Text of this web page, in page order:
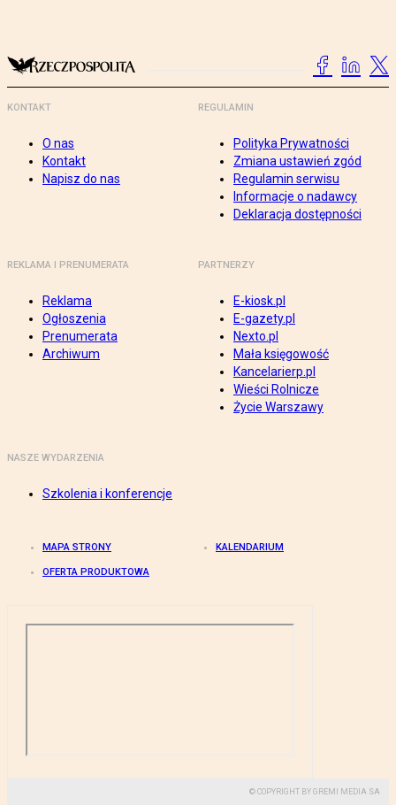
KONTAKT
O nas
Kontakt
Napisz do nas
REGULAMIN
Polityka Prywatności
Zmiana ustawień zgód
Regulamin serwisu
Informacje o nadawcy
Deklaracja dostępności
REKLAMA I PRENUMERATA
Reklama
Ogłoszenia
Prenumerata
Archiwum
PARTNERZY
E-kiosk.pl
E-gazety.pl
Nexto.pl
Mała księgowość
Kancelarierp.pl
Wieści Rolnicze
Życie Warszawy
NASZE WYDARZENIA
Szkolenia i konferencje
MAPA STRONY KALENDARIUM
OFERTA PRODUKTOWA
© COPYRIGHT BY GREMI MEDIA SA